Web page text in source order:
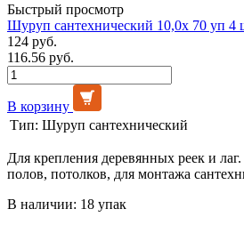
Быстрый просмотр
Шуруп сантехнический 10,0х 70 уп 4
124 руб.
116.56 руб.
В корзину
Тип: Шуруп сантехнический
Для крепления деревянных реек и
полов, потолков, для монтажа
В наличии: 18 упак